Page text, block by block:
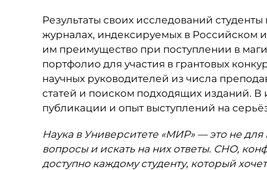
Результаты своих исследований
журналах, индексируемых в Российском
им преимущество при поступлении в
портфолио для участия в грантовых
научных руководителей из числа
статей и поиском подходящих изданий. В
публикации и опыт выступлений на
Наука в Университете «МИР» — это не для
вопросы и искать на них ответы. СНО,
доступно каждому студенту, который